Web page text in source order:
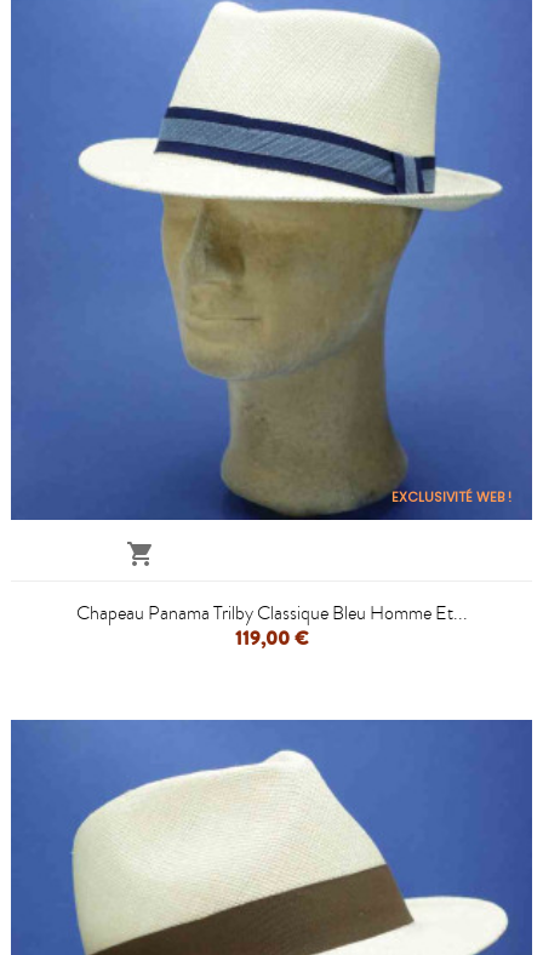
EXCLUSIVITÉ WEB !

Chapeau Panama Trilby Classique Bleu Homme Et...
119,00 €